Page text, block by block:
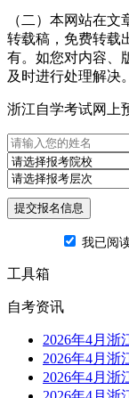
（二）本网站在
转载稿，免费转载
有。如您对内容、
及时进行处理解决。
浙江自学考试网上
提交报名信息
我已阅
工具箱
自考资讯
2026年4月浙
2026年4月浙
2026年4月浙